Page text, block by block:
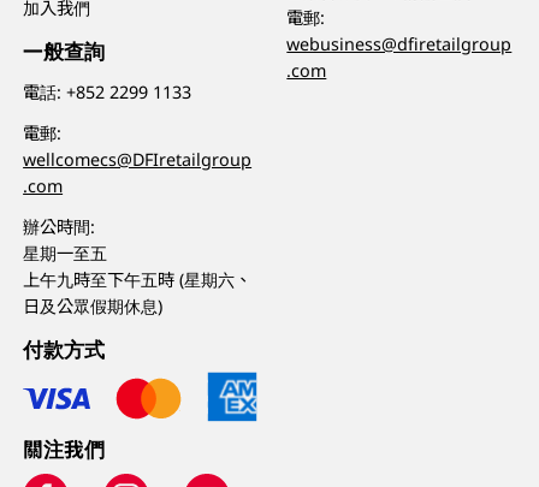
加入我們
一般查詢
電話:+852 2299 1133
電郵:
wellcomecs@DFIretailgroup
.com
辦公時間:
星期一至五
上午九時至下午五時 (星期六、
日及公眾假期休息)
電郵:
webusiness@dfiretailgroup
.com
付款方式
關注我們